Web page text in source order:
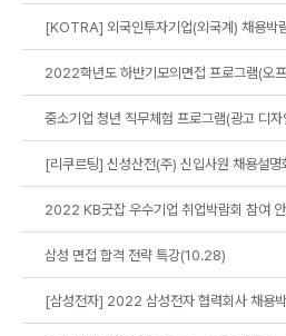
[KOTRA] 외국인투자기업(외국계) 채용박
2022학년도 하반기모의면접 프로그램(오
중소기업 청년 직무체험 프로그램(광고 디자
[리쿠르팅] 신성산전(주) 신입사원 채용설
2022 KB굿잡 우수기업 취업박람회 참여
삼성 면접 합격 전략 특강(10.28)
[삼성전자] 2022 삼성전자 협력회사 채용